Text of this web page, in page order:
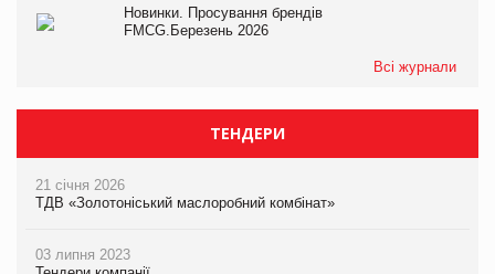
Новинки. Просування брендів
FMCG.Березень 2026
Всі журнали
ТЕНДЕРИ
21 січня 2026
ТДВ «Золотоніський маслоробний комбінат»
03 липня 2023